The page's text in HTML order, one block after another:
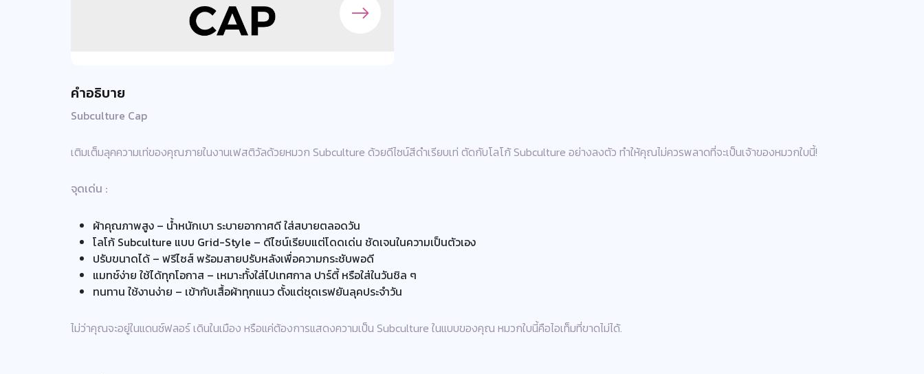
คำอธิบาย
Subculture Cap
เติมเต็มลุคความเท่ของคุณภายในงานเฟสติวัลด้วยหมวก Subculture ด้วยดีไซน์สีดำเรียบเท่ ตัดกับโลโก้ Subculture อย่างลงตัว ทำให้คุณไม่ควรพลาดที่จะเป็นเจ้าของหมวกใบนี้!
จุดเด่น :
ผ้าคุณภาพสูง – น้ำหนักเบา ระบายอากาศดี ใส่สบายตลอดวัน
โลโก้ Subculture แบบ Grid-Style – ดีไซน์เรียบแต่โดดเด่น ชัดเจนในความเป็นตัวเอง
ปรับขนาดได้ – ฟรีไซส์ พร้อมสายปรับหลังเพื่อความกระชับพอดี
แมทช์ง่าย ใช้ได้ทุกโอกาส – เหมาะทั้งใส่ไปเทศกาล ปาร์ตี้ หรือใส่ในวันชิล ๆ
ทนทาน ใช้งานง่าย – เข้ากับเสื้อผ้าทุกแนว ตั้งแต่ชุดเรฟยันลุคประจำวัน
ไม่ว่าคุณจะอยู่ในแดนซ์ฟลอร์ เดินในเมือง หรือแค่ต้องการแสดงความเป็น Subculture ในแบบของคุณ หมวกใบนี้คือไอเท็มที่ขาดไม่ได้.